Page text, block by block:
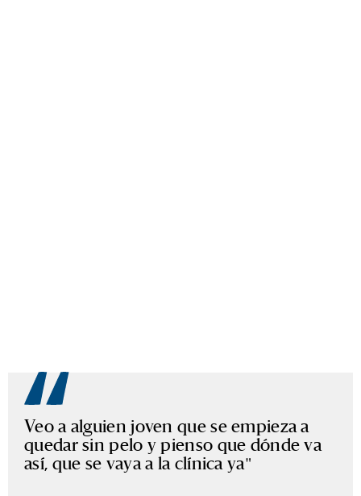
Veo a alguien joven que se empieza a
quedar sin pelo y pienso que dónde va
así, que se vaya a la clínica ya